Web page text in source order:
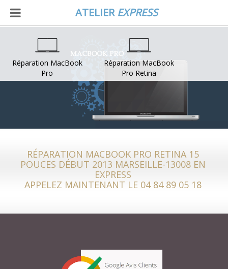
ATELIER EXPRESS
Réparation MacBook
Pro
Réparation MacBook
Pro Retina
RÉPARATION MACBOOK PRO RETINA 15
POUCES DÉBUT 2013 MARSEILLE-13008 EN
EXPRESS
APPELEZ MAINTENANT LE 04 84 89 05 18